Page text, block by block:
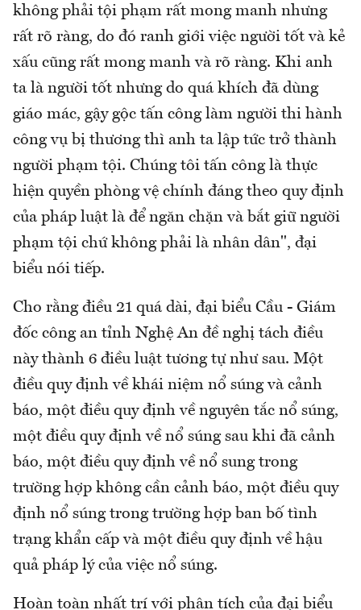
không phải tội phạm rất mong manh nhưng
rất rõ ràng, do đó ranh giới việc người tốt và kẻ
xấu cũng rất mong manh và rõ ràng. Khi anh
ta là người tốt nhưng do quá khích đã dùng
giáo mác, gậy gộc tấn công làm người thi hành
công vụ bị thương thì anh ta lập tức trở thành
người phạm tội. Chúng tôi tấn công là thực
hiện quyền phòng vệ chính đáng theo quy định
của pháp luật là để ngăn chặn và bắt giữ người
phạm tội chứ không phải là nhân dân", đại
biểu nói tiếp.
Cho rằng điều 21 quá dài, đại biểu Cầu - Giám
đốc công an tỉnh Nghệ An đề nghị tách điều
này thành 6 điều luật tương tự như sau. Một
điều quy định về khái niệm nổ súng và cảnh
báo, một điều quy định về nguyên tắc nổ súng,
một điều quy định về nổ súng sau khi đã cảnh
báo, một điều quy định về nổ sung trong
trường hợp không cần cảnh báo, một điều quy
định nổ súng trong trường hợp ban bố tình
trạng khẩn cấp và một điều quy định về hậu
quả pháp lý của việc nổ súng.
Hoàn toàn nhất trí với phân tích của đại biểu